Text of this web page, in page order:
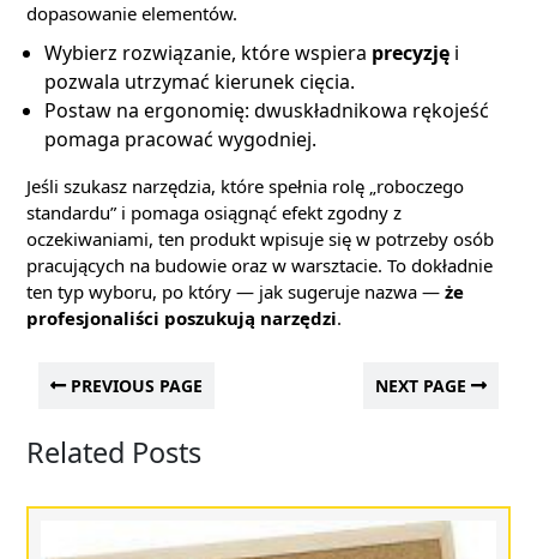
dopasowanie elementów.
Wybierz rozwiązanie, które wspiera precyzję i
pozwala utrzymać kierunek cięcia.
Postaw na ergonomię: dwuskładnikowa rękojeść
pomaga pracować wygodniej.
Jeśli szukasz narzędzia, które spełnia rolę „roboczego
standardu” i pomaga osiągnąć efekt zgodny z
oczekiwaniami, ten produkt wpisuje się w potrzeby osób
pracujących na budowie oraz w warsztacie. To dokładnie
ten typ wyboru, po który — jak sugeruje nazwa — że
profesjonaliści poszukują narzędzi.
PREVIOUS PAGE NEXT PAGE
Related Posts